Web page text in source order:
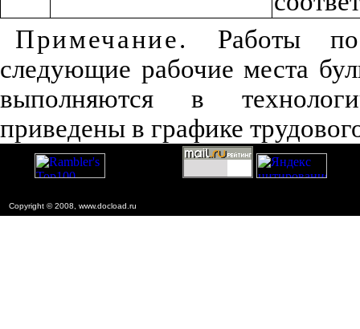
Примечание.
Работы по
следующие рабочие места
выполняются в
приведены в графике
Copyright © 2008, www.docload.ru